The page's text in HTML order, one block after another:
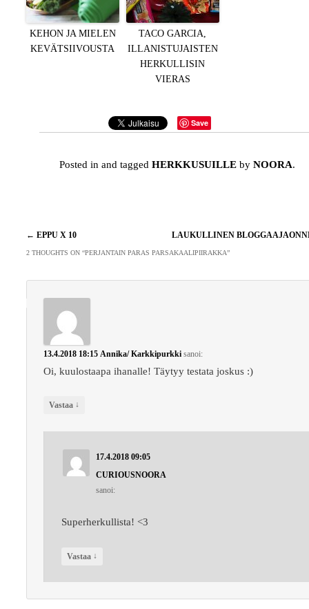
KEHON JA MIELEN
KEVÄTSIIVOUSTA
TACO GARCIA,
ILLANISTUJAISTEN
HERKULLISIN
VIERAS
Save
Posted in and taggedHERKKUSUILLE byNOORA.
Artikkelien
selaus
← EPPU X 10 LAUKULLINEN
2 THOUGHTS ON “PERJANTAIN PARAS PARSAKAALIPIIRAKKA”
13.4.2018 18:15 Annika/ Karkkipurkki sanoi:
Oi, kuulostaapa ihanalle! Täytyy testata joskus :)
Vastaa ↓
17.4.2018 09:05
CURIOUSNOORA
sanoi:
Superherkullista! <3
Vastaa ↓